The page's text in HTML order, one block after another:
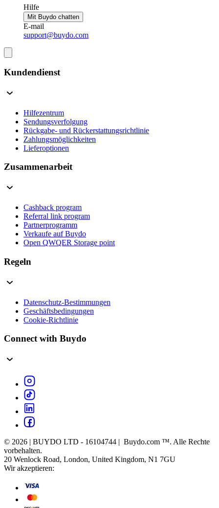
Hilfe
Mit Buydo chatten
E-mail
support@buydo.com
Kundendienst
Hilfezentrum
Sendungsverfolgung
Rückgabe- und Rückerstattungsrichtlinie
Zahlungsmöglichkeiten
Lieferoptionen
Zusammenarbeit
Cashback program
Referral link program
Partnerprogramm
Verkaufe auf Buydo
Open QWQER Storage point
Regeln
Datenschutz-Bestimmungen
Geschäftsbedingungen
Cookie-Richtlinie
Connect with Buydo
© 2026 | BUYDO LTD - 16104744 | Buydo.com ™. Alle Rechte
vorbehalten.
20 Wenlock Road, London, United Kingdom, N1 7GU
Wir akzeptieren: